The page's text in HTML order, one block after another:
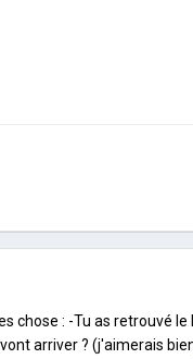
chose : -Tu as retrouvé le
arriver ? (j'aimerais